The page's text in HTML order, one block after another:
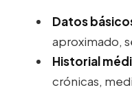
Datos
aproximado,
Historial
crónicas,